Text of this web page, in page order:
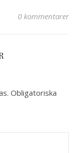
0 kommentarer
Obligatoriska